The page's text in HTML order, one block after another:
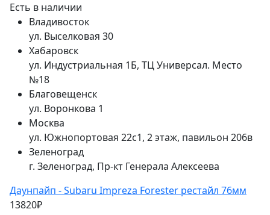
Есть в наличии
Владивосток
ул. Выселковая 30
Хабаровск
ул. Индустриальная 1Б, ТЦ Универсал. Место
№18
Благовещенск
ул. Воронкова 1
Москва
ул. Южнопортовая 22с1, 2 этаж, павильон 206в
Зеленоград
г. Зеленоград, Пр-кт Генерала Алексеева
Даунпайп - Subaru Impreza Forester рестайл 76мм
13820₽